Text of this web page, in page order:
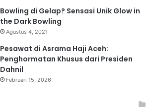
Bowling di Gelap? Sensasi Unik Glow in
the Dark Bowling
Agustus 4, 2021
Pesawat di Asrama Haji Aceh:
Penghormatan Khusus dari Presiden
Dahnil
Februari 15, 2026